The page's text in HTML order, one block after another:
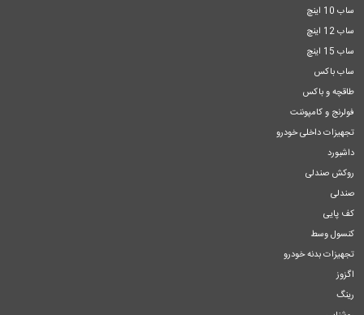
ساب 10 اینچ
ساب 12 اینچ
ساب 15 اینچ
ساب باکس
طاقچه و باکس
فولرنج و کامپوننت
تجهیزات داخلی خودرو
داشبورد
روکش صندلی
صندلی
کف پایی
کنسول وسط
تجهیزات بدنه خودرو
اگزوز
رینگ